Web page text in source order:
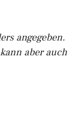
angegeben.
aber auch